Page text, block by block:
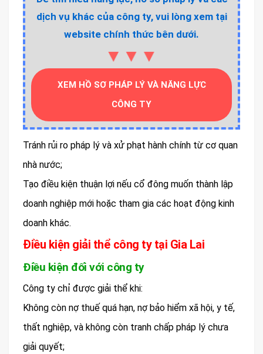
dịch vụ khác của công ty, vui lòng xem tại
website chính thức bên dưới.
▼▼▼
XEM HỒ SƠ PHÁP LÝ VÀ NĂNG LỰC
CÔNG TY
Tránh rủi ro pháp lý và xử phạt hành chính từ cơ quan
nhà nước;
Tạo điều kiện thuận lợi nếu cổ đông muốn thành lập
doanh nghiệp mới hoặc tham gia các hoạt động kinh
doanh khác.
Điều kiện giải thể công ty tại Gia Lai
Điều kiện đối với công ty
Công ty chỉ được giải thể khi:
Không còn nợ thuế quá hạn, nợ bảo hiểm xã hội, y tế,
thất nghiệp, và không còn tranh chấp pháp lý chưa
giải quyết;